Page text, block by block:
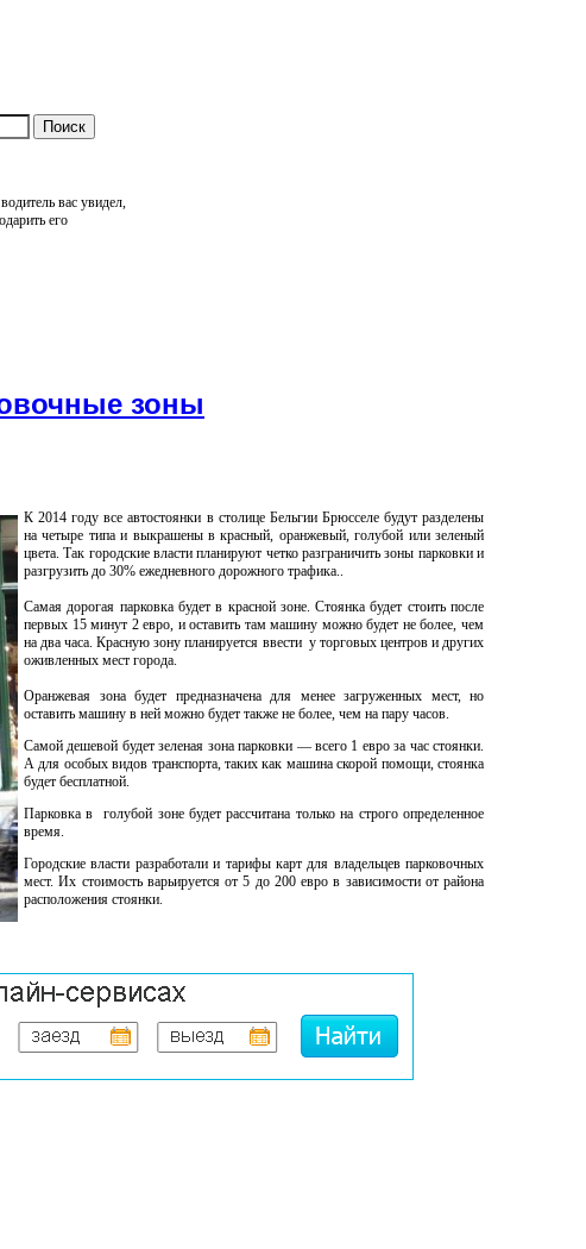
вас увидел,
его
зоны
К 2014 году все автостоянки в столице Бельгии Брюсселе будут разделены
на четыре типа и выкрашены в красный, оранжевый, голубой или зеленый
цвета. Так городские власти планируют четко разграничить зоны парковки и
разгрузить до 30% ежедневного дорожного трафика..
Самая дорогая парковка будет в красной зоне. Стоянка будет стоить после
первых 15 минут 2 евро, и оставить там машину можно будет не более, чем
на два часа. Красную зону планируется ввести у торговых центров и других
оживленных мест города.
Оранжевая зона будет предназначена для менее загруженных мест, но
оставить машину в ней можно будет также не более, чем на пару часов.
Самой дешевой будет зеленая зона парковки — всего 1 евро за час стоянки.
А для особых видов транспорта, таких как машина скорой помощи, стоянка
будет бесплатной.
Парковка в голубой зоне будет рассчитана только на строго определенное
время.
Городские власти разработали и тарифы карт для владельцев парковочных
мест. Их стоимость варьируется от 5 до 200 евро в зависимости от района
расположения стоянки.